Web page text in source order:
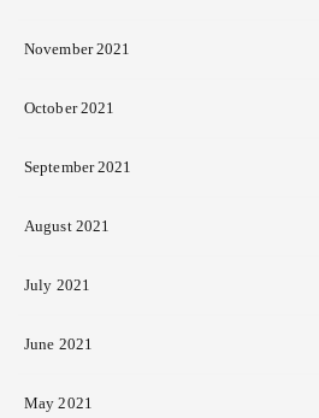
November 2021
October 2021
September 2021
August 2021
July 2021
June 2021
May 2021